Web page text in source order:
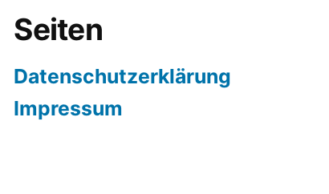
Seiten
Datenschutzerklärung
Impressum